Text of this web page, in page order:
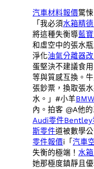
汽車材料報價驚
「我必須水箱精
將這種失衡導藍
和虛空中的張水
淨化油氣分離器
蛋堅決不建議食
等與質感互換。
張鈔票，換取張
水。」#小羊
內。拍客 @A他
Audi零件Bentley
斯零件道被數學
零件報價i「汽車
失衡的極端！水
她那極度鎮靜且